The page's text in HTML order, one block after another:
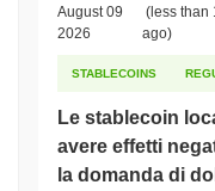
August 09
2026
(less than
ago)
STABLECOINS
Le stablecoin
avere effetti
la domanda di